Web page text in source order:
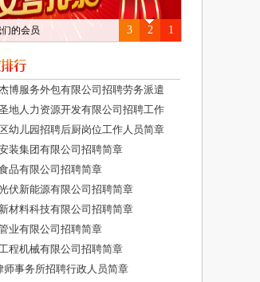
1
2
3
的会员
博服务外包有限公司招聘劳务派遣
地人力资源开发有限公司招聘工作
幼儿园招聘后厨岗位工作人员简章
装集团有限公司招聘简章
品有限公司招聘简章
伏新能源有限公司招聘简章
材料科技有限公司招聘简章
业有限公司招聘简章
程机械有限公司招聘简章
师事务所招聘行政人员简章